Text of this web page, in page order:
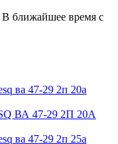
ближайшее время с
ВА 47-29 2П 20А